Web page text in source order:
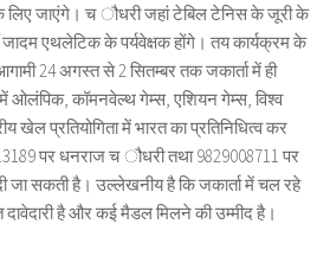
लिए जाएंगे। च ौधरी जहां टेबिल टेनिस के जूरी के
जादम एथलेटिक के पर्यवेक्षक होंगे। तय कार्यक्रम के
24 अगस्त से 2 सितम्बर तक जकार्ता में ही
ओलंपिक, कॉमनवेल्थ गेम्स, एशियन गेम्स, विश्व
खेल प्रतियोगिता में भारत का प्रतिनिधित्व कर
पर धनराज च ौधरी तथा 9829008711 पर
जा सकती है। उल्लेखनीय है कि जकार्ता में चल रहे
है और कई मैडल मिलने की उम्मीद है।